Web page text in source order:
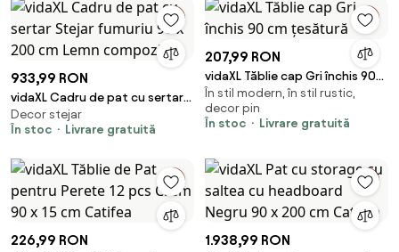
933,99 RON
vidaXL Cadru de pat cu sertar
Stejar fumuriu 90 x 200 cm
Lemn compozit
Decor stejar
În stoc
Livrare gratuită
207,99 RON
vidaXL Tăblie cap Gri închis 90
cm țesătură
În stil modern, în stil rustic,
decor pin
În stoc
Livrare gratuită
226,99 RON 1.938,99 RON